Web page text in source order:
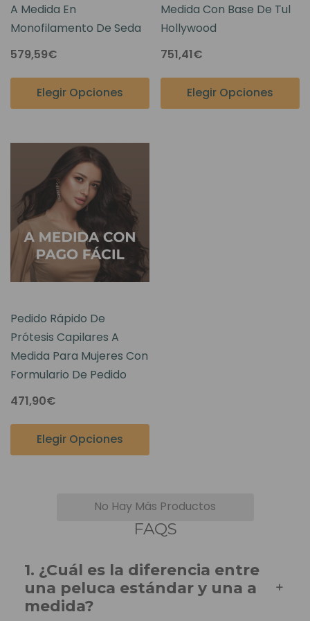
A Medida En
Monofilamento De Seda
579,59€
Elegir Opciones
Medida Con Base De Tul
Hollywood
751,41€
Elegir Opciones
Pedido Rápido De
Prótesis Capilares A
Medida Para Mujeres Con
Formulario De Pedido
471,90€
Elegir Opciones
No Hay Más Productos
FAQS
1. ¿Cuál es la diferencia entre
una peluca estándar y una a
medida?